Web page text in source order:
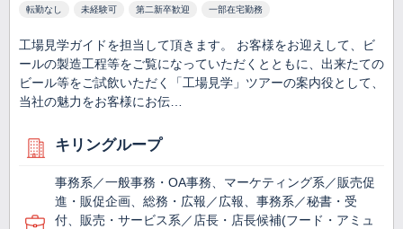
転勤なし 未経験可 第二新卒歓迎 一部在宅勤務
工場見学ガイドを担当して頂きます。 お客様をお迎えして、ビ
ールの製造工程等をご覧になっていただくとともに、出来たての
ビール等をご試飲いただく「工場見学」ツアーの案内役として、
当社の魅力をお客様にお伝…
キリングループ
事務系／一般事務・OA事務、マーケティング系／販売促
進・販促企画、総務・広報／広報、事務系／秘書・受
付、販売・サービス系／店長・店長候補(フード・アミュ